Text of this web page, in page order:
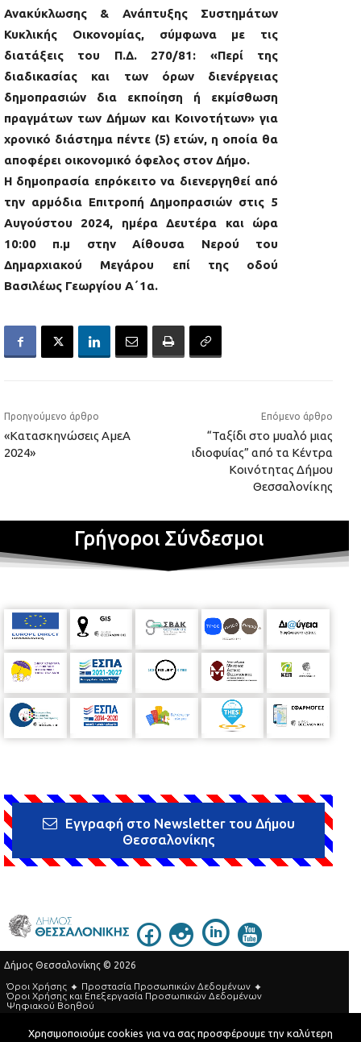
Ανακύκλωσης & Ανάπτυξης Συστημάτων
Κυκλικής Οικονομίας, σύμφωνα με τις
διατάξεις του Π.Δ. 270/81: «Περί της
διαδικασίας και των όρων διενέργειας
δημοπρασιών δια εκποίηση ή εκμίσθωση
πραγμάτων των Δήμων και Κοινοτήτων» για
χρονικό διάστημα πέντε (5) ετών, η οποία θα
αποφέρει οικονομικό όφελος στον Δήμο.
Η δημοπρασία επρόκειτο να διενεργηθεί από
την αρμόδια Επιτροπή Δημοπρασιών στις 5
Αυγούστου 2024, ημέρα Δευτέρα και ώρα
10:00 π.μ στην Αίθουσα Νερού του
Δημαρχιακού Μεγάρου επί της οδού
Βασιλέως Γεωργίου Α΄1α.
Προηγούμενο άρθρο
«Κατασκηνώσεις ΑμεΑ
2024»
Επόμενο άρθρο
“Ταξίδι στο μυαλό μιας
ιδιοφυίας” από τα Κέντρα
Κοινότητας Δήμου
Θεσσαλονίκης
Γρήγοροι Σύνδεσμοι
Εγγραφή στο Newsletter του Δήμου
Θεσσαλονίκης
Δήμος Θεσσαλονίκης © 2026
Όροι Χρήσης
Προστασία Προσωπικών Δεδομένων
Όροι Xρήσης και Eπεξεργασία Προσωπικών Δεδομένων
Ψηφιακού Βοηθού
Τηλεφωνικός Κατάλογος
Χρησιμοποιούμε cookies για να σας προσφέρουμε την καλύτερη